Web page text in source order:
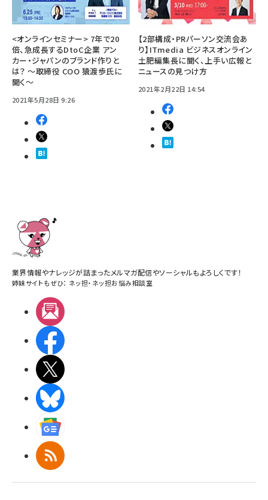
<オンラインセミナー> 7年で20
倍、急成長するDtoC企業 アン
カー・ジャパンのブランド作りと
は？ ～取締役 COO 猿渡歩氏に
聞く～
2021年5月28日 9:26
【2部構成・PRパーソン交流会あ
り】ITmedia ビジネスオンライン
土肥編集長に聞く、上手い広報と
ニュースの見つけ方
2021年2月22日 14:54
業界情報やナレッジが詰まったメルマガ配信やソーシャルもよろしくです！
姉妹サイトもぜひ： ネッ担・ ネッ担お悩み相談室
RSS